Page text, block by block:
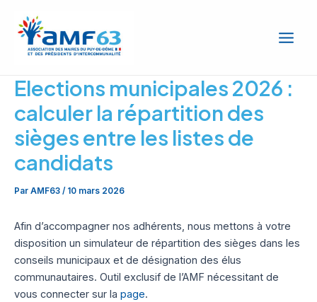
contenu
Elections municipales 2026 :
calculer la répartition des
sièges entre les listes de
candidats
Par AMF63 / 10 mars 2026
Afin d’accompagner nos adhérents, nous mettons à votre
disposition un simulateur de répartition des sièges dans les
conseils municipaux et de désignation des élus
communautaires. Outil exclusif de l’AMF nécessitant de
vous connecter sur la page.